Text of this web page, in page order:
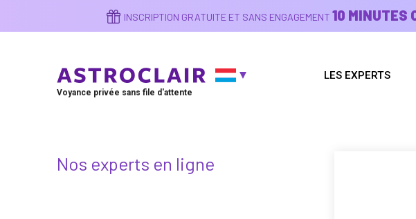
contenu
INSCRIPTION GRATUITE ET SANS ENGAGEMENT 10 MINUTES
Voyance privée sans file d'attente
LES EXPERTS
Nos experts en ligne